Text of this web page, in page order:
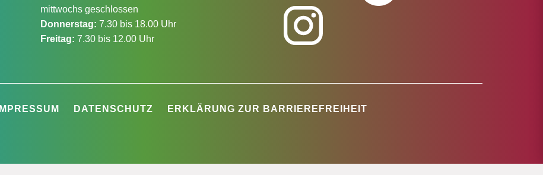
mittwochs geschlossen
Donnerstag: 7.30 bis 18.00 Uhr
Freitag: 7.30 bis 12.00 Uhr
IMPRESSUM DATENSCHUTZ ERKLÄRUNG ZUR BARRIEREFREIHEIT